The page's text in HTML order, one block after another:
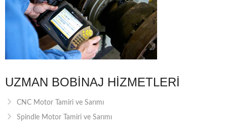
UZMAN BOBINAJ HIZMETLERI
CNC Motor Tamiri ve Sarımı
Spindle Motor Tamiri ve Sarımı